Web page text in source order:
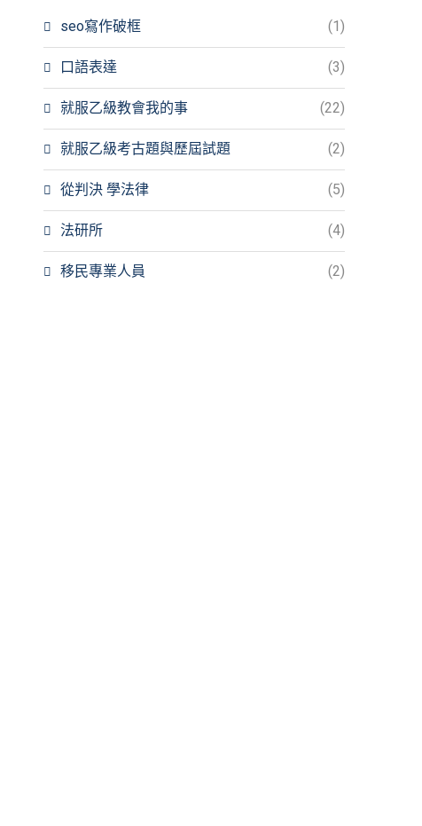
seo寫作破框 (1)
口語表達 (3)
就服乙級教會我的事 (22)
就服乙級考古題與歷屆試題 (2)
從判決 學法律 (5)
法研所 (4)
移民專業人員 (2)